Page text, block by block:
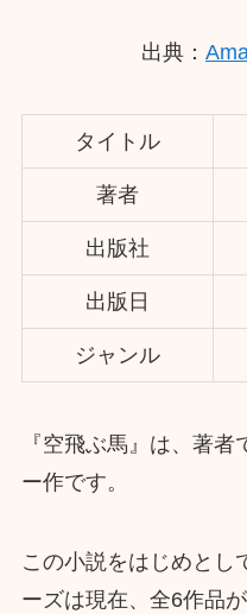
出典：
タイトル
著者
出版社
出版日
ジャンル
『空飛ぶ馬』は、著
ー作です。
この小説をはじめとし
ーズは現在、全6作品が